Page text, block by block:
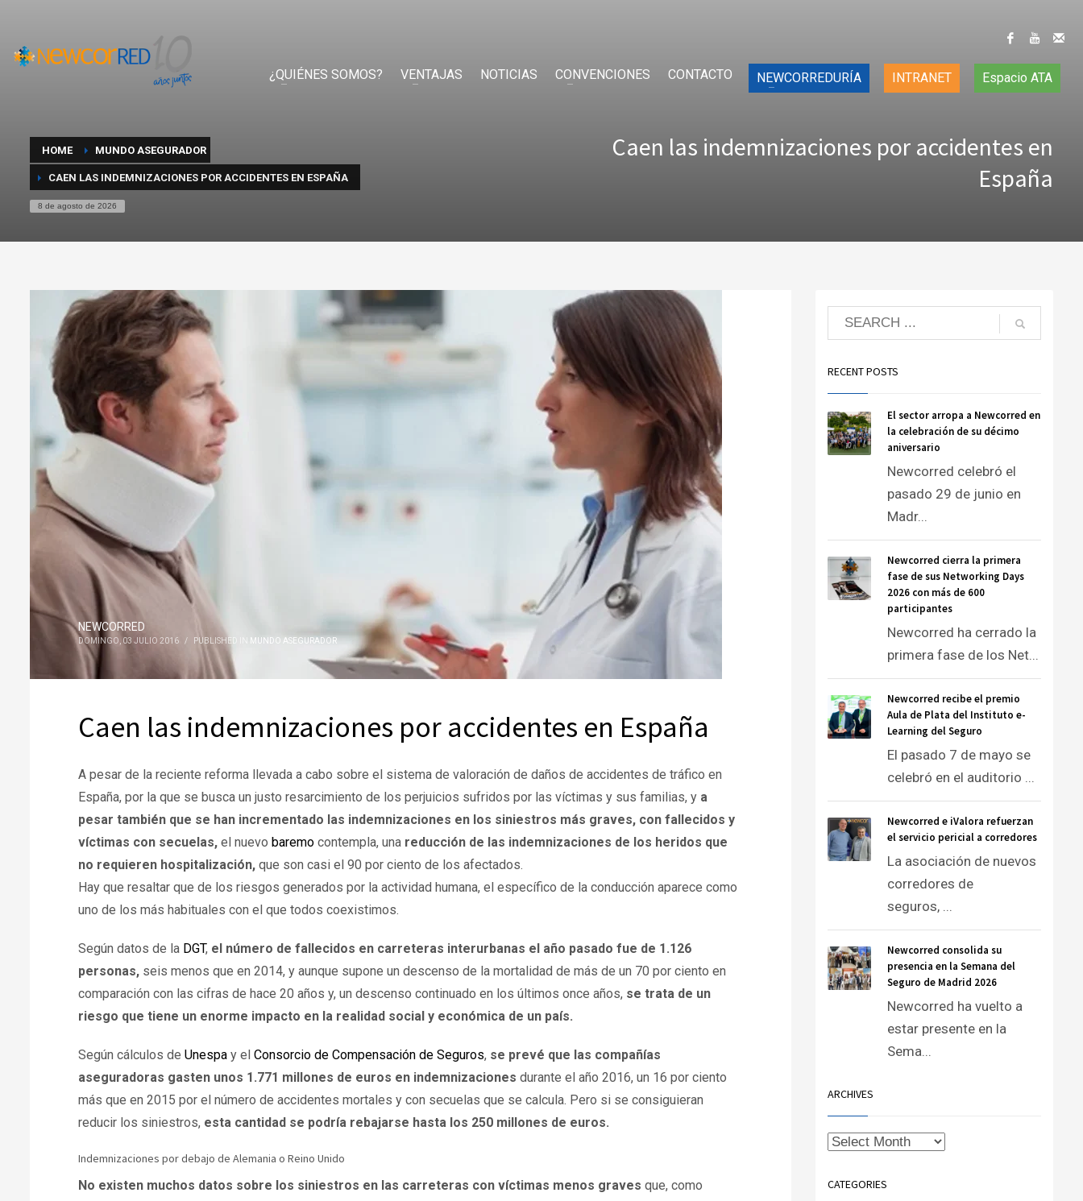
¿QUIÉNES SOMOS? VENTAJAS NOTICIAS CONVENCIONES CONTACTO NEWCORREDURÍA INTRANET Espacio ATA
HOME MUNDO ASEGURADOR
CAEN LAS INDEMNIZACIONES POR ACCIDENTES EN ESPAÑA
8 de agosto de 2026
Caen las indemnizaciones por accidentes en
España
NEWCORRED
DOMINGO, 03 JULIO 2016 / PUBLISHED IN MUNDO ASEGURADOR
Caen las indemnizaciones por accidentes en España
A pesar de la reciente reforma llevada a cabo sobre el sistema de valoración de daños de accidentes de tráfico en
España, por la que se busca un justo resarcimiento de los perjuicios sufridos por las víctimas y sus familias, y a
pesar también que se han incrementado las indemnizaciones en los siniestros más graves, con fallecidos y
víctimas con secuelas, el nuevo baremo contempla, una reducción de las indemnizaciones de los heridos que
no requieren hospitalización, que son casi el 90 por ciento de los afectados.
Hay que resaltar que de los riesgos generados por la actividad humana, el específico de la conducción aparece como
uno de los más habituales con el que todos coexistimos.
Según datos de la DGT, el número de fallecidos en carreteras interurbanas el año pasado fue de 1.126
personas, seis menos que en 2014, y aunque supone un descenso de la mortalidad de más de un 70 por ciento en
comparación con las cifras de hace 20 años y, un descenso continuado en los últimos once años, se trata de un
riesgo que tiene un enorme impacto en la realidad social y económica de un país.
Según cálculos de Unespa y el Consorcio de Compensación de Seguros, se prevé que las compañías
aseguradoras gasten unos 1.771 millones de euros en indemnizaciones durante el año 2016, un 16 por ciento
más que en 2015 por el número de accidentes mortales y con secuelas que se calcula. Pero si se consiguieran
reducir los siniestros, esta cantidad se podría rebajarse hasta los 250 millones de euros.
Indemnizaciones por debajo de Alemania o Reino Unido
No existen muchos datos sobre los siniestros en las carreteras con víctimas menos graves que, como
RECENT POSTS
El sector arropa a Newcorred en
la celebración de su décimo
aniversario
Newcorred celebró el
pasado 29 de junio en
Madr...
Newcorred cierra la primera
fase de sus Networking Days
2026 con más de 600
participantes
Newcorred ha cerrado la
primera fase de los Net...
Newcorred recibe el premio
Aula de Plata del Instituto e-
Learning del Seguro
El pasado 7 de mayo se
celebró en el auditorio ...
Newcorred e iValora refuerzan
el servicio pericial a corredores
La asociación de nuevos
corredores de
seguros, ...
Newcorred consolida su
presencia en la Semana del
Seguro de Madrid 2026
Newcorred ha vuelto a
estar presente en la
Sema...
ARCHIVES
CATEGORIES